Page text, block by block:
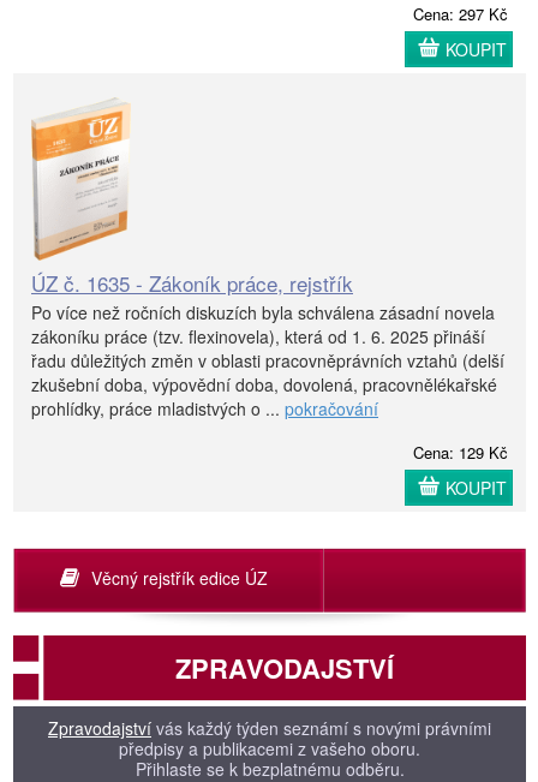
Cena: 297 Kč
KOUPIT
ÚZ č. 1635 - Zákoník práce, rejstřík
Po více než ročních diskuzích byla schválena zásadní novela
zákoníku práce (tzv. flexinovela), která od 1. 6. 2025 přináší
řadu důležitých změn v oblasti pracovněprávních vztahů (delší
zkušební doba, výpovědní doba, dovolená, pracovnělékařské
prohlídky, práce mladistvých o ... pokračování
Cena: 129 Kč
KOUPIT
Věcný rejstřík edice ÚZ
ZPRAVODAJSTVÍ
Zpravodajství vás každý týden seznámí s novými právními
předpisy a publikacemi z vašeho oboru.
Přihlaste se k bezplatnému odběru.